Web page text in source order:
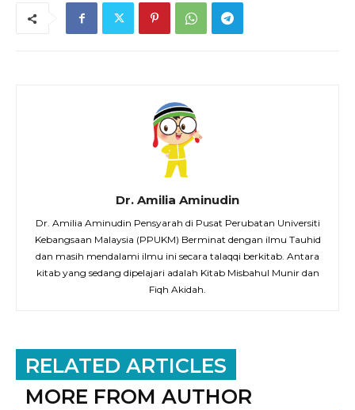
Dr. Amilia Aminudin
Dr. Amilia Aminudin Pensyarah di Pusat Perubatan Universiti
Kebangsaan Malaysia (PPUKM) Berminat dengan ilmu Tauhid
dan masih mendalami ilmu ini secara talaqqi berkitab. Antara
kitab yang sedang dipelajari adalah Kitab Misbahul Munir dan
Fiqh Akidah.
RELATED ARTICLES
MORE FROM AUTHOR